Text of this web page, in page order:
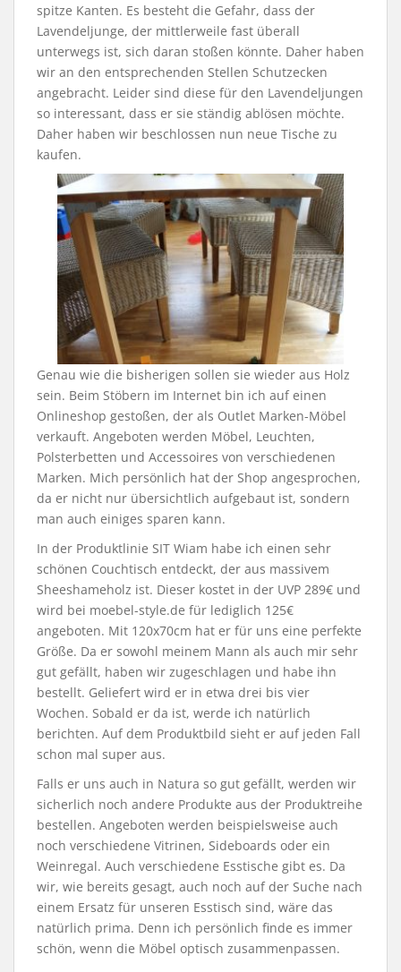
spitze Kanten. Es besteht die Gefahr, dass der
Lavendeljunge, der mittlerweile fast überall
unterwegs ist, sich daran stoßen könnte. Daher haben
wir an den entsprechenden Stellen Schutzecken
angebracht. Leider sind diese für den Lavendeljungen
so interessant, dass er sie ständig ablösen möchte.
Daher haben wir beschlossen nun neue Tische zu
kaufen.
Genau wie die bisherigen sollen sie wieder aus Holz
sein. Beim Stöbern im Internet bin ich auf einen
Onlineshop gestoßen, der als Outlet Marken-Möbel
verkauft. Angeboten werden Möbel, Leuchten,
Polsterbetten und Accessoires von verschiedenen
Marken. Mich persönlich hat der Shop angesprochen,
da er nicht nur übersichtlich aufgebaut ist, sondern
man auch einiges sparen kann.
In der Produktlinie SIT Wiam habe ich einen sehr
schönen Couchtisch entdeckt, der aus massivem
Sheeshameholz ist. Dieser kostet in der UVP 289€ und
wird bei moebel-style.de für lediglich 125€
angeboten. Mit 120x70cm hat er für uns eine perfekte
Größe. Da er sowohl meinem Mann als auch mir sehr
gut gefällt, haben wir zugeschlagen und habe ihn
bestellt. Geliefert wird er in etwa drei bis vier
Wochen. Sobald er da ist, werde ich natürlich
berichten. Auf dem Produktbild sieht er auf jeden Fall
schon mal super aus.
Falls er uns auch in Natura so gut gefällt, werden wir
sicherlich noch andere Produkte aus der Produktreihe
bestellen. Angeboten werden beispielsweise auch
noch verschiedene Vitrinen, Sideboards oder ein
Weinregal. Auch verschiedene Esstische gibt es. Da
wir, wie bereits gesagt, auch noch auf der Suche nach
einem Ersatz für unseren Esstisch sind, wäre das
natürlich prima. Denn ich persönlich finde es immer
schön, wenn die Möbel optisch zusammenpassen.